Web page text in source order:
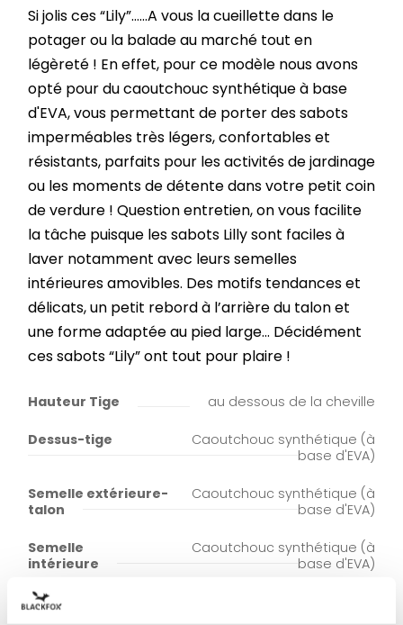
Si jolis ces “Lily”…...A vous la cueillette dans le
potager ou la balade au marché tout en
légèreté ! En effet, pour ce modèle nous avons
opté pour du caoutchouc synthétique à base
d'EVA, vous permettant de porter des sabots
imperméables très légers, confortables et
résistants, parfaits pour les activités de jardinage
ou les moments de détente dans votre petit coin
de verdure ! Question entretien, on vous facilite
la tâche puisque les sabots Lilly sont faciles à
laver notamment avec leurs semelles
intérieures amovibles. Des motifs tendances et
délicats, un petit rebord à l’arrière du talon et
une forme adaptée au pied large... Décidément
ces sabots “Lily” ont tout pour plaire !
Hauteur Tige au dessous de la cheville
Dessus-tige
Caoutchouc synthétique (à
base d'EVA)
Semelle extérieure-
talon
Caoutchouc synthétique (à
base d'EVA)
Semelle
intérieure
Caoutchouc synthétique (à
base d'EVA)